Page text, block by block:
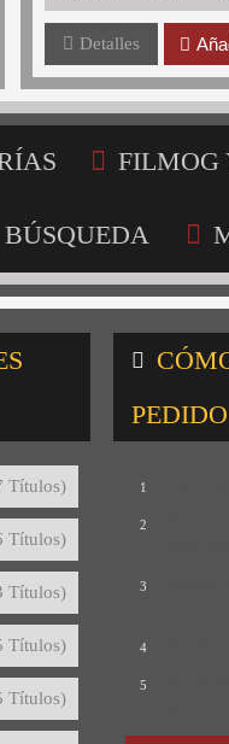
Detalles
FILMOG
BÚSQUEDA
Títulos)
Títulos)
Títulos)
Títulos)
Títulos)
PEDIDO
1
2
3
4
5